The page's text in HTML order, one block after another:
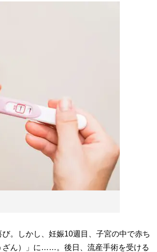
。しかし、妊娠10週目、子宮の中で赤ち
ざん）」に……。後日、流産手術を受ける